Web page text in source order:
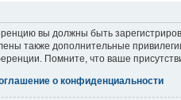
вы должны быть
также дополнительные
Помните, что ваше
о конфиденциальности